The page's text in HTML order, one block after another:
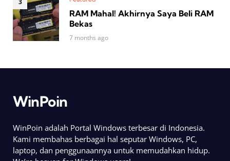
RAM Mahal! Akhirnya Saya Beli RAM
Bekas
7 months ago
WinPoin
WinPoin adalah Portal Windows terbesar di Indonesia.
Kami membahas berbagai hal seputar Windows, PC,
laptop, dan penggunaannya untuk memudahkan hidup.